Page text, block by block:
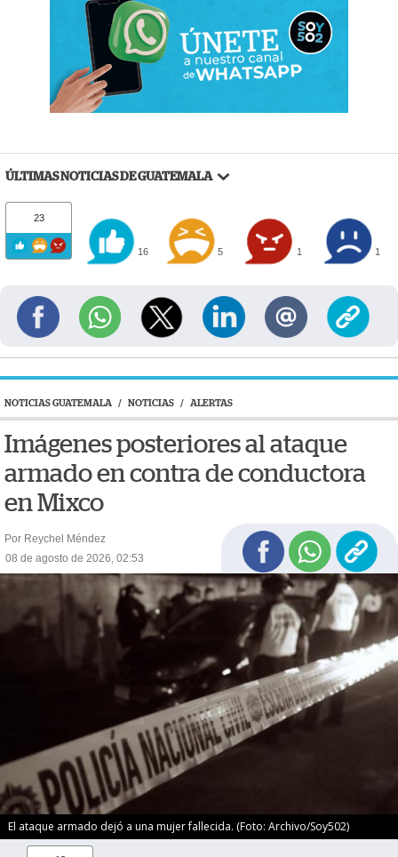
ÚLTIMAS NOTICIAS DE GUATEMALA
23
16 5 1 1
NOTICIAS GUATEMALA / NOTICIAS / ALERTAS
Imágenes posteriores al ataque
armado en contra de conductora
en Mixco
Por Reychel Méndez
08 de agosto de 2026, 02:53
El ataque armado dejó a una mujer fallecida. (Foto: Archivo/Soy502)